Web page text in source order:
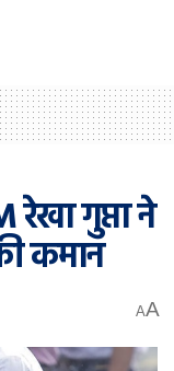
गुप्ता ने
कमान
AA